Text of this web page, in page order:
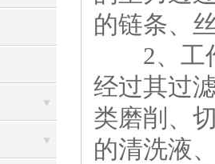
的链条、
2、工作
经过其过
类磨削、
的清洗液